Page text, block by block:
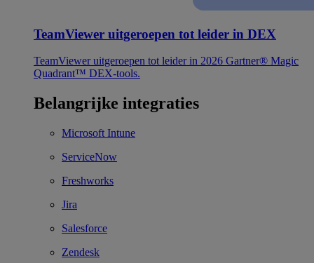
TeamViewer uitgeroepen tot leider in DEX
TeamViewer uitgeroepen tot leider in 2026 Gartner® Magic
Quadrant™ DEX-tools.
Belangrijke integraties
Microsoft Intune
ServiceNow
Freshworks
Jira
Salesforce
Zendesk